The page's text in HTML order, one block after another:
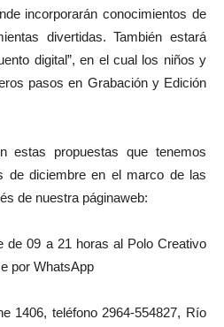
incorporarán conocimientos de
divertidas. También estará
digital”, en el cual los niños y
pasos en Grabación y Edición
estas propuestas que tenemos
de diciembre en el marco de las
de nuestra páginaweb:
de 09 a 21 horas al Polo Creativo
por WhatsApp
1406, teléfono 2964-554827, Río